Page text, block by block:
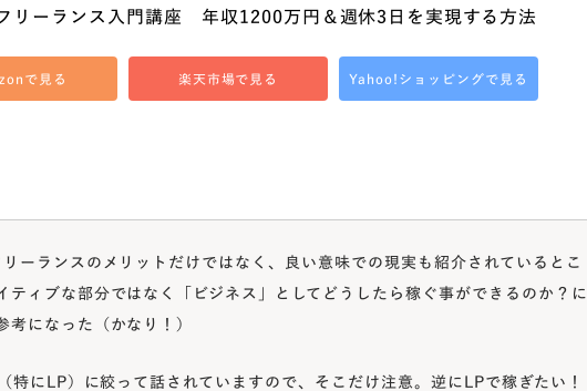
リーランス入門講座　年収1200万円＆週休3日を実現する方法
で見る 楽天市場で見る Yahoo!ショッピングで見る
ーランスのメリットだけではなく、良い意味での現実も紹介されているとこ
ティブな部分ではなく「ビジネス」としてどうしたら稼ぐ事ができるのか？に
になった（かなり！）
にLP）に絞って話されていますので、そこだけ注意。逆にLPで稼ぎたい！